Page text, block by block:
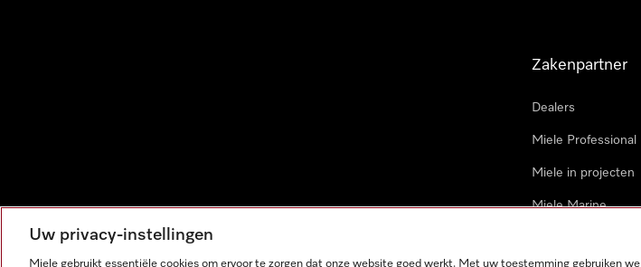
Zakenpartner
Dealers
Miele Professional
Miele in projecten
Miele Marine
Uw privacy-instellingen
Miele gebruikt essentiële cookies om ervoor te zorgen dat onze website goed werkt. Met uw toestemming gebruiken we